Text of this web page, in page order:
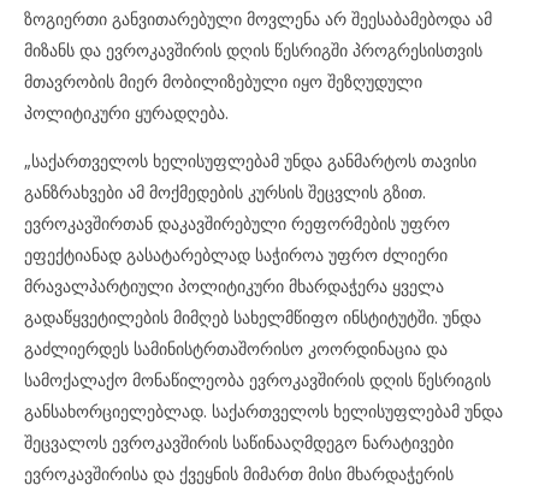
ზოგიერთი განვითარებული მოვლენა არ შეესაბამებოდა ამ
მიზანს და ევროკავშირის დღის წესრიგში პროგრესისთვის
მთავრობის მიერ მობილიზებული იყო შეზღუდული
პოლიტიკური ყურადღება.
„საქართველოს ხელისუფლებამ უნდა განმარტოს თავისი
განზრახვები ამ მოქმედების კურსის შეცვლის გზით.
ევროკავშირთან დაკავშირებული რეფორმების უფრო
ეფექტიანად გასატარებლად საჭიროა უფრო ძლიერი
მრავალპარტიული პოლიტიკური მხარდაჭერა ყველა
გადაწყვეტილების მიმღებ სახელმწიფო ინსტიტუტში. უნდა
გაძლიერდეს სამინისტრთაშორისო კოორდინაცია და
სამოქალაქო მონაწილეობა ევროკავშირის დღის წესრიგის
განსახორციელებლად. საქართველოს ხელისუფლებამ უნდა
შეცვალოს ევროკავშირის საწინააღმდეგო ნარატივები
ევროკავშირისა და ქვეყნის მიმართ მისი მხარდაჭერის